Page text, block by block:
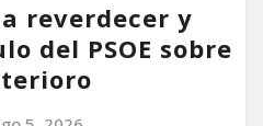
reverdecer y
del PSOE sobre